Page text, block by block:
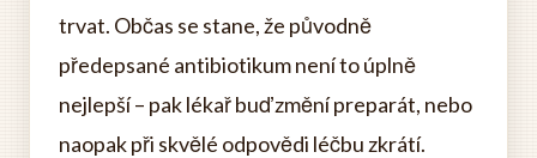
trvat. Občas se stane, že původně
předepsané antibiotikum není to úplně
nejlepší – pak lékař buď změní preparát, nebo
naopak při skvělé odpovědi léčbu zkrátí.